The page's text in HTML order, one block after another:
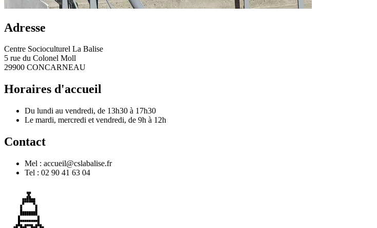
Adresse
Centre Socioculturel La Balise
5 rue du Colonel Moll
29900 CONCARNEAU
Horaires d'accueil
Du lundi au vendredi, de 13h30 à 17h30
Le mardi, mercredi et vendredi, de 9h à 12h
Contact
Mel : accueil@cslabalise.fr
Tel : 02 90 41 63 04